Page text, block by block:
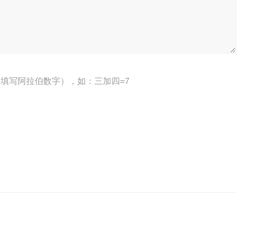
写阿拉伯数字），如：三加四=7